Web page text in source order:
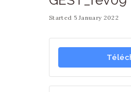
Started 5 January 2022